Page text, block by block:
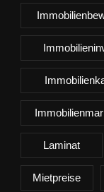
Laminat
Mietpreise